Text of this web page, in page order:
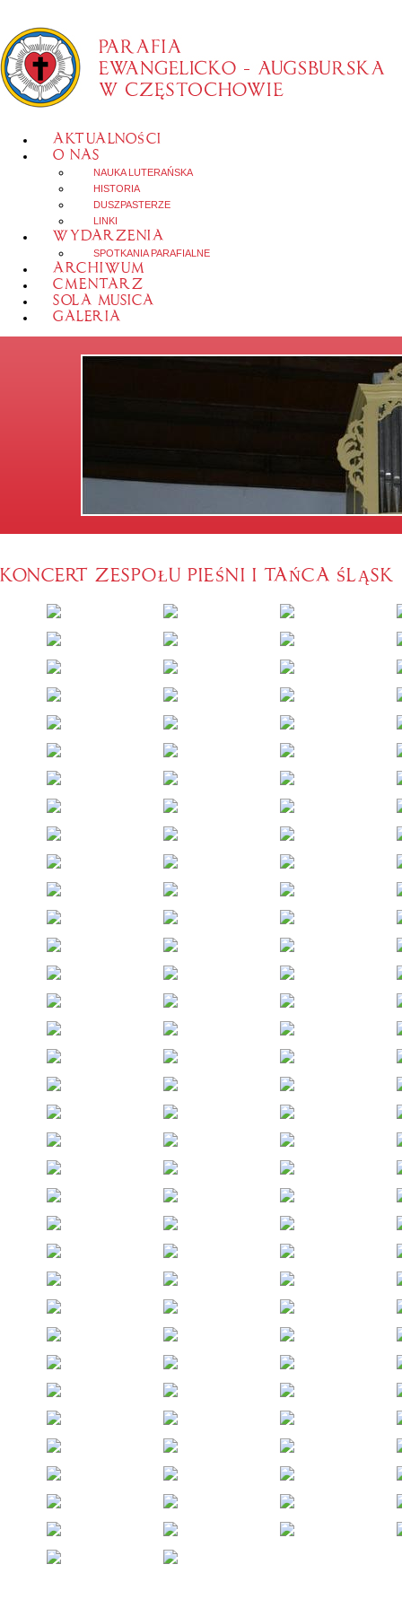
AKTUALNOŚCI
O NAS
NAUKA LUTERAŃSKA
HISTORIA
DUSZPASTERZE
LINKI
WYDARZENIA
SPOTKANIA PARAFIALNE
ARCHIWUM
CMENTARZ
SOLA MUSICA
GALERIA
KONCERT ZESPOŁU PIEŚNI I TAŃCA ŚLĄSK